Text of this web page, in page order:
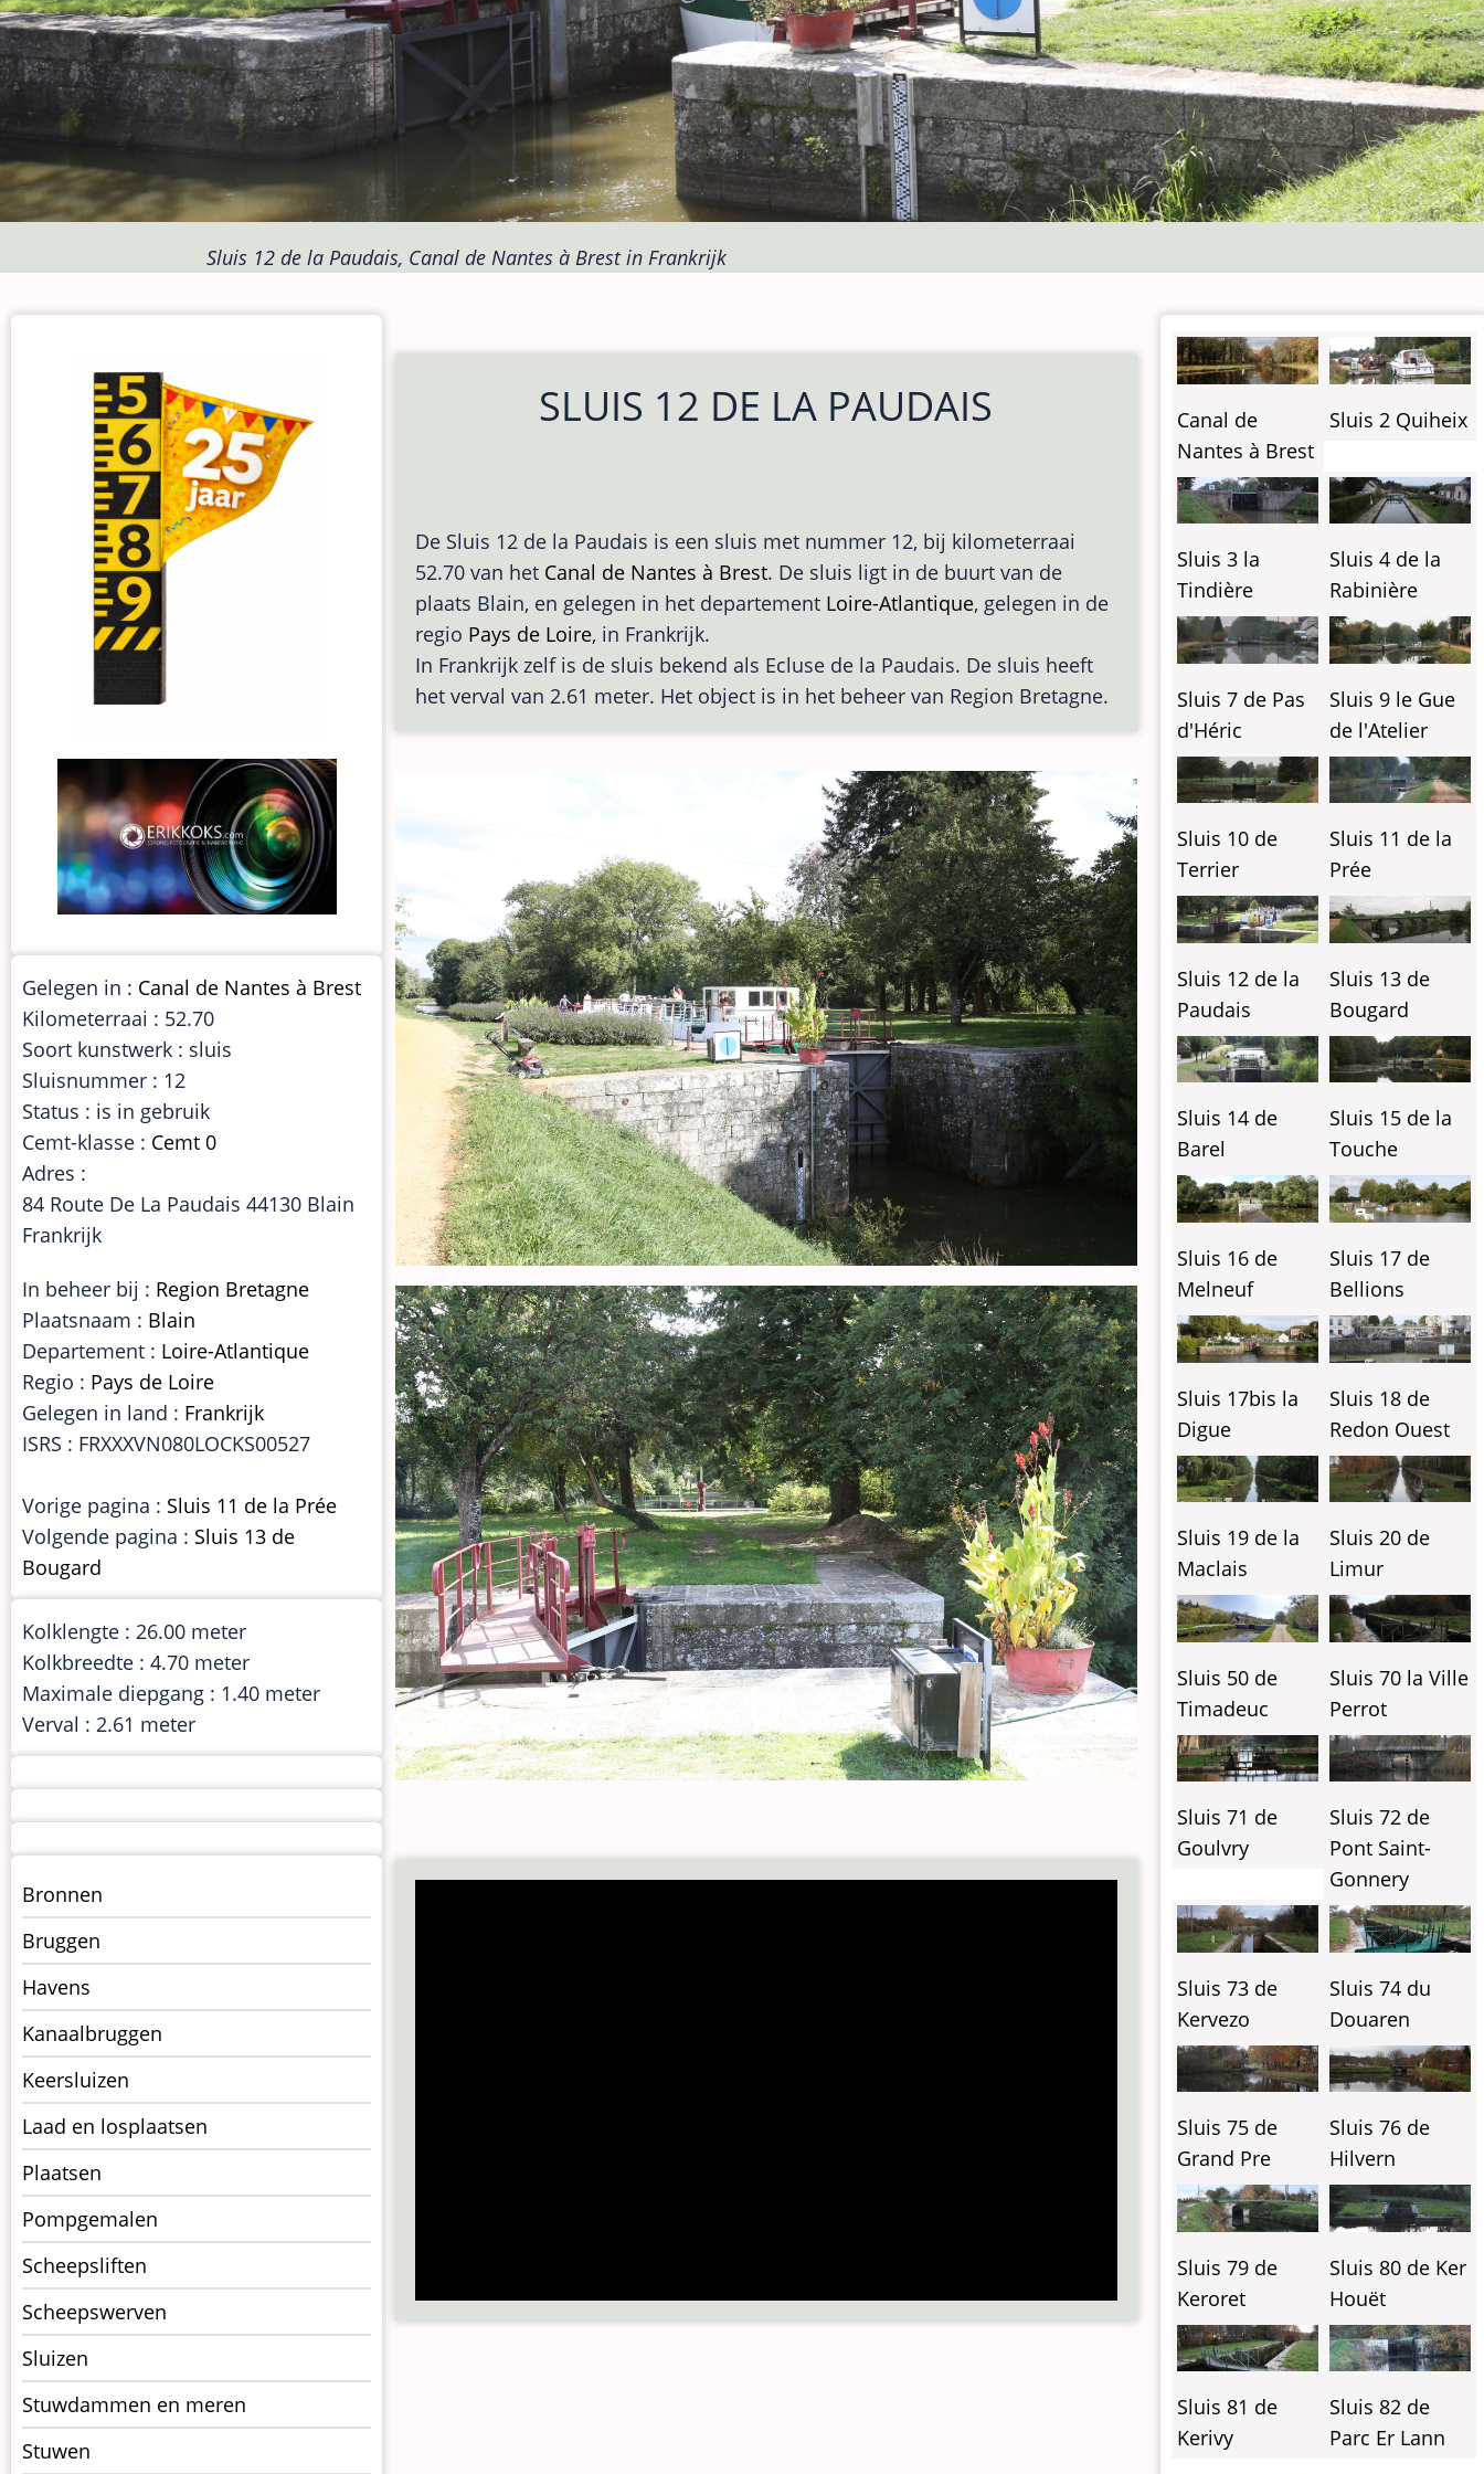
Sluis 12 de la Paudais, Canal de Nantes à Brest in Frankrijk
SLUIS 12 DE LA PAUDAIS
De Sluis 12 de la Paudais is een sluis met nummer 12, bij kilometerraai
52.70 van het Canal de Nantes à Brest. De sluis ligt in de buurt van de
plaats Blain, en gelegen in het departement Loire-Atlantique, gelegen in de
regio Pays de Loire, in Frankrijk.
In Frankrijk zelf is de sluis bekend als Ecluse de la Paudais. De sluis heeft
het verval van 2.61 meter. Het object is in het beheer van Region Bretagne.
Gelegen in : Canal de Nantes à Brest
Kilometerraai : 52.70
Soort kunstwerk : sluis
Sluisnummer : 12
Status : is in gebruik
Cemt-klasse : Cemt 0
Adres :
84 Route De La Paudais 44130 Blain
Frankrijk
In beheer bij : Region Bretagne
Plaatsnaam : Blain
Departement : Loire-Atlantique
Regio : Pays de Loire
Gelegen in land : Frankrijk
ISRS : FRXXXVN080LOCKS00527
Vorige pagina : Sluis 11 de la Prée
Volgende pagina : Sluis 13 de
Bougard
Kolklengte : 26.00 meter
Kolkbreedte : 4.70 meter
Maximale diepgang : 1.40 meter
Verval : 2.61 meter
Menu
kunstwerken
op
kunstwerkpagina
Bronnen
Bruggen
Havens
Kanaalbruggen
Keersluizen
Laad en losplaatsen
Plaatsen
Pompgemalen
Scheepsliften
Scheepswerven
Sluizen
Stuwdammen en meren
Stuwen
Canal de
Nantes à Brest
Sluis 2 Quiheix
Sluis 3 la
Tindière
Sluis 4 de la
Rabinière
Sluis 7 de Pas
d'Héric
Sluis 9 le Gue
de l'Atelier
Sluis 10 de
Terrier
Sluis 11 de la
Prée
Sluis 12 de la
Paudais
Sluis 13 de
Bougard
Sluis 14 de
Barel
Sluis 15 de la
Touche
Sluis 16 de
Melneuf
Sluis 17 de
Bellions
Sluis 17bis la
Digue
Sluis 18 de
Redon Ouest
Sluis 19 de la
Maclais
Sluis 20 de
Limur
Sluis 50 de
Timadeuc
Sluis 70 la Ville
Perrot
Sluis 71 de
Goulvry
Sluis 72 de
Pont Saint-
Gonnery
Sluis 73 de
Kervezo
Sluis 74 du
Douaren
Sluis 75 de
Grand Pre
Sluis 76 de
Hilvern
Sluis 79 de
Keroret
Sluis 80 de Ker
Houët
Sluis 81 de
Kerivy
Sluis 82 de
Parc Er Lann